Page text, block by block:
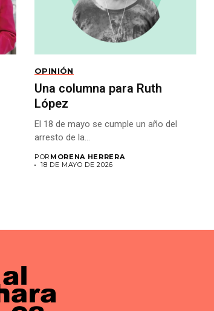
OPINIÓN
Una columna para Ruth
López
El 18 de mayo se cumple un año del
arresto de la...
POR MORENA HERRERA
18 DE MAYO DE 2026